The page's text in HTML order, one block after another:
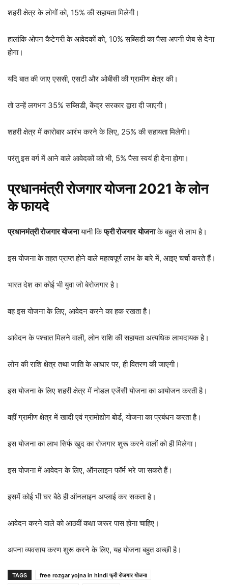
शहरी क्षेत्र के लोगों को, 15% की सहायता मिलेगी।
हालांकि ओपन कैटेगरी के आवेदकों को, 10% सब्सिडी का पैसा अपनी जेब से देना
होगा।
यदि बात की जाए एससी, एसटी और ओबीसी की ग्रामीण क्षेत्र की।
तो उन्हें लगभग 35% सब्सिडी, केंद्र सरकार द्वारा दी जाएगी।
शहरी क्षेत्र में कारोबार आरंभ करने के लिए, 25% की सहायता मिलेगी।
परंतु इस वर्ग में आने वाले आवेदकों को भी, 5% पैसा स्वयं ही देना होगा।
प्रधानमंत्री रोजगार योजना 2021 के लोन
के फायदे
प्रधानमंत्री रोजगार योजनायानी किफ्री रोजगार योजनाके बहुत से लाभ है।
इस योजना के तहत प्राप्त होने वाले महत्वपूर्ण लाभ के बारे में, आइए चर्चा करते हैं।
भारत देश का कोई भी युवा जो बेरोजगार है।
वह इस योजना के लिए, आवेदन करने का हक रखता है।
आवेदन के पश्चात मिलने वाली, लोन राशि की सहायता अत्यधिक लाभदायक है।
लोन की राशि क्षेत्र तथा जाति के आधार पर, ही वितरण की जाएगी।
इस योजना के लिए शहरी क्षेत्र में नोडल एजेंसी योजना का आयोजन करती है।
वहीं ग्रामीण क्षेत्र में खादी एवं ग्रामोद्योग बोर्ड, योजना का प्रबंधन करता है।
इस योजना का लाभ सिर्फ खुद का रोजगार शुरू करने वालों को ही मिलेगा।
इस योजना में आवेदन के लिए, ऑनलाइन फॉर्म भरे जा सकते हैं।
इसमें कोई भी घर बैठे ही ऑनलाइन अप्लाई कर सकता है।
आवेदन करने वाले को आठवीं कक्षा जरूर पास होना चाहिए।
अपना व्यवसाय करण शुरू करने के लिए, यह योजना बहुत अच्छी है।
TAGS
free rozgar yojna in hindi फ्री रोजगार योजना